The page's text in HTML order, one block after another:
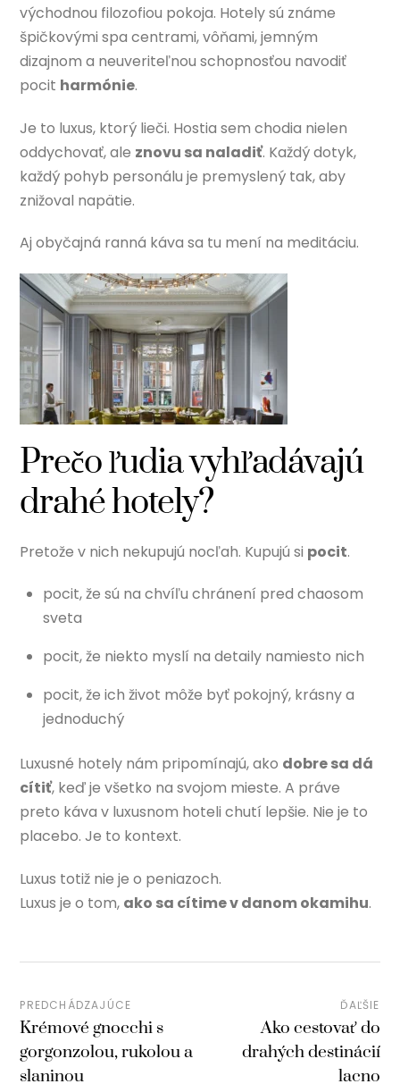
východnou filozofiou pokoja. Hotely sú známe
špičkovými spa centrami, vôňami, jemným
dizajnom a neuveriteľnou schopnosťou navodiť
pocit harmónie.
Je to luxus, ktorý lieči. Hostia sem chodia nielen
oddychovať, ale znovu sa naladiť. Každý dotyk,
každý pohyb personálu je premyslený tak, aby
znižoval napätie.
Aj obyčajná ranná káva sa tu mení na meditáciu.
Prečo ľudia vyhľadávajú
drahé hotely?
Pretože v nich nekupujú nocľah. Kupujú si pocit.
pocit, že sú na chvíľu chránení pred chaosom
sveta
pocit, že niekto myslí na detaily namiesto nich
pocit, že ich život môže byť pokojný, krásny a
jednoduchý
Luxusné hotely nám pripomínajú, ako dobre sa dá
cítiť, keď je všetko na svojom mieste. A práve
preto káva v luxusnom hoteli chutí lepšie. Nie je to
placebo. Je to kontext.
Luxus totiž nie je o peniazoch.
Luxus je o tom, ako sa cítime v danom okamihu.
PREDCHÁDZAJÚCE
Krémové gnocchi s
gorgonzolou, rukolou a
slaninou
ĎAĽŠIE
Ako cestovať do
drahých destinácií
lacno